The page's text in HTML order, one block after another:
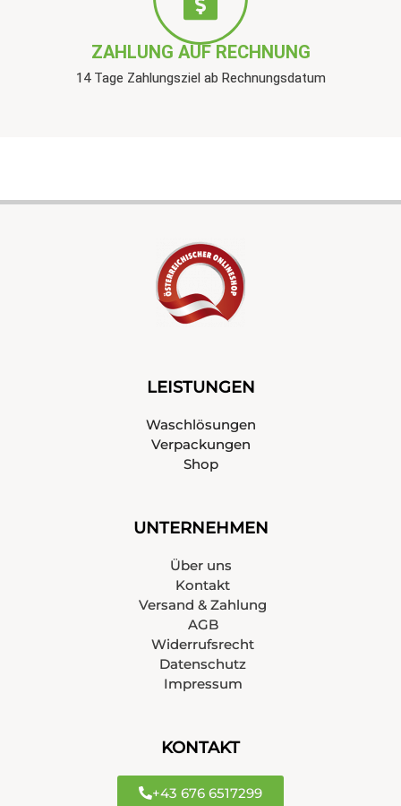
ZAHLUNG AUF RECHNUNG
14 Tage Zahlungsziel ab Rechnungsdatum
LEISTUNGEN
Waschlösungen
Verpackungen
Shop
UNTERNEHMEN
Über uns
Kontakt
Versand & Zahlung
AGB
Widerrufsrecht
Datenschutz
Impressum
KONTAKT
+43 676 6517299